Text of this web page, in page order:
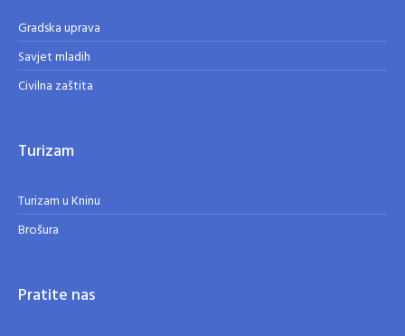
Gradska uprava
Savjet mladih
Civilna zaštita
Turizam
Turizam u Kninu
Brošura
Pratite nas